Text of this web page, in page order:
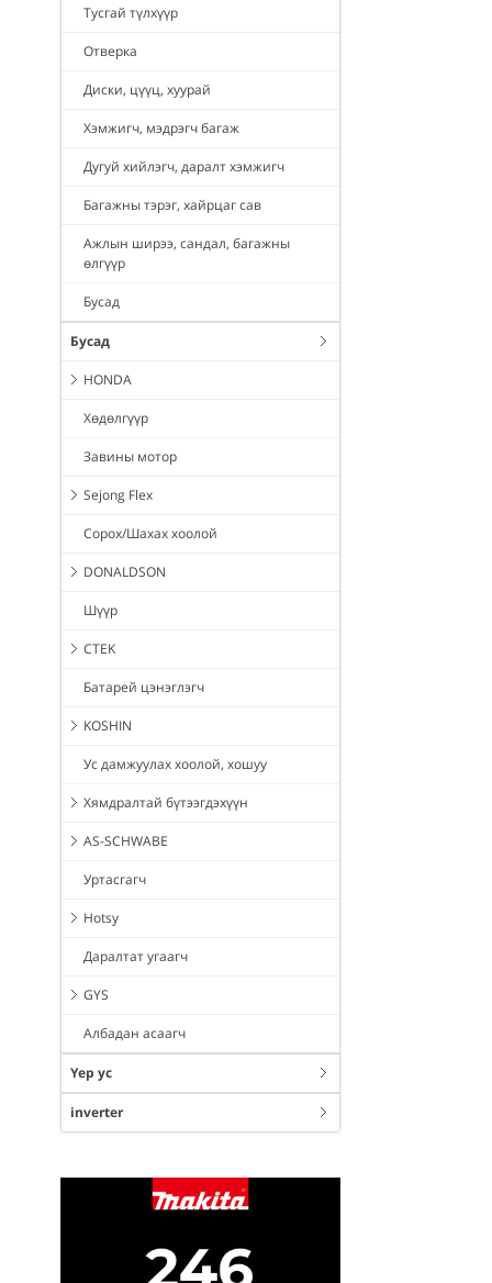
Тусгай түлхүүр
Отверка
Диски, цүүц, хуурай
Хэмжигч, мэдрэгч багаж
Дугуй хийлэгч, даралт хэмжигч
Багажны тэрэг, хайрцаг сав
Ажлын ширээ, сандал, багажны
өлгүүр
Бусад
Бусад
HONDA
Хөдөлгүүр
Завины мотор
Sejong Flex
Сорох/Шахах хоолой
DONALDSON
Шүүр
CTEK
Батарей цэнэглэгч
KOSHIN
Ус дамжуулах хоолой, хошуу
Хямдралтай бүтээгдэхүүн
AS-SCHWABE
Уртасгагч
Hotsy
Даралтат угаагч
GYS
Албадан асаагч
Үер ус
inverter